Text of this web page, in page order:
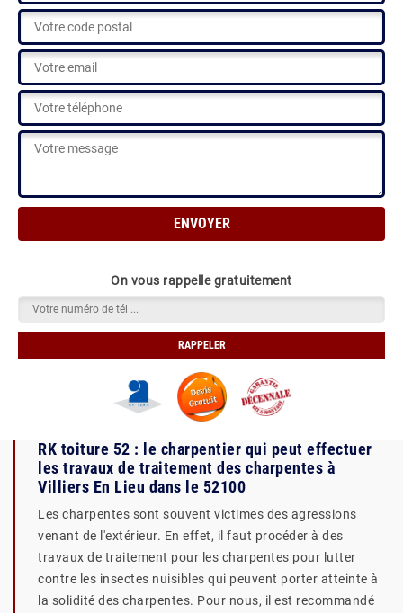
On vous rappelle gratuitement
RK toiture 52 : le charpentier qui peut effectuer
les travaux de traitement des charpentes à
Villiers En Lieu dans le 52100
Les charpentes sont souvent victimes des agressions
venant de l'extérieur. En effet, il faut procéder à des
travaux de traitement pour les charpentes pour lutter
contre les insectes nuisibles qui peuvent porter atteinte à
la solidité des charpentes. Pour nous, il est recommandé